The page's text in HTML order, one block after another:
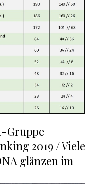
Gruppe
2019 / Viele
glänzen im